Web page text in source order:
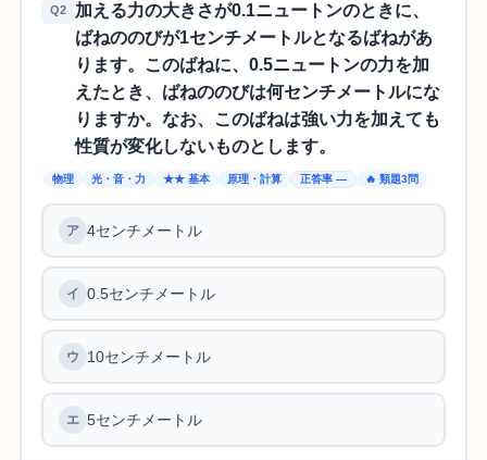
Q2
加える力の大きさが0.1ニュートンのときに、
ばねののびが1センチメートルとなるばねがあ
ります。このばねに、0.5ニュートンの力を加
えたとき、ばねののびは何センチメートルにな
りますか。なお、このばねは強い力を加えても
性質が変化しないものとします。
物理 光・音・力 ★★ 基本 原理・計算 正答率 — 🔥 類題3問
4センチメートル
0.5センチメートル
10センチメートル
5センチメートル